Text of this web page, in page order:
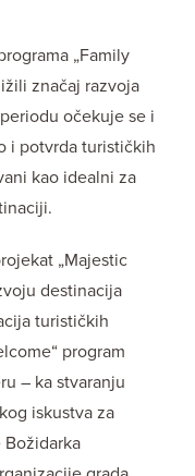
„Family
značaj razvoja
očekuje se i
i potvrda turističkih
kao idealni za
„Majestic
destinacija
turističkih
program
– ka stvaranju
iskustva za